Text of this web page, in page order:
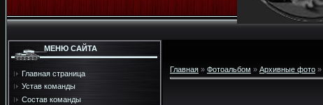
МЕНЮ САЙТА
Главная страница
Устав команды
Состав команды
Главная » Фотоальбом » Архивные фото »